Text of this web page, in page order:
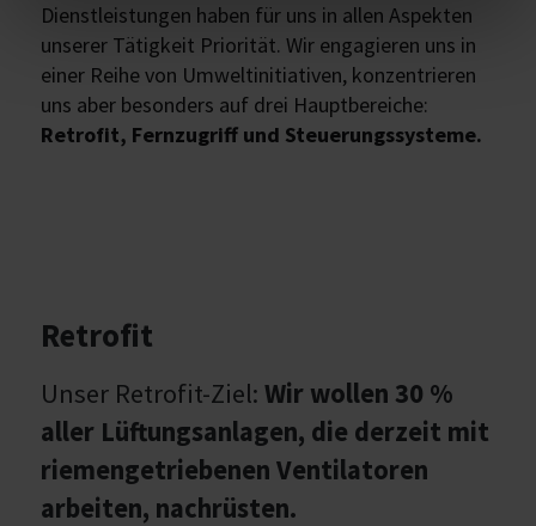
Dienstleistungen haben für uns in allen Aspekten
unserer Tätigkeit Priorität. Wir engagieren uns in
einer Reihe von Umweltinitiativen, konzentrieren
uns aber besonders auf drei Hauptbereiche:
Retrofit, Fernzugriff und Steuerungssysteme.
Retrofit
Unser Retrofit-Ziel: Wir wollen 30 %
aller Lüftungsanlagen, die derzeit mit
riemengetriebenen Ventilatoren
arbeiten, nachrüsten.